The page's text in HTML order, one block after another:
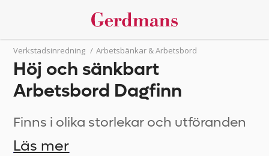
Verkstadsinredning / Arbetsbänkar & Arbetsbord
Höj och sänkbart
Arbetsbord Dagfinn
Finns i olika storlekar och utföranden
Läs mer